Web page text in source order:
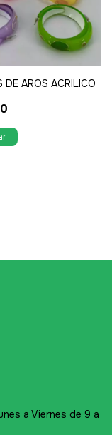
DE AROS ACRILICO
a Viernes de 9 a